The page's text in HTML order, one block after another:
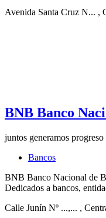
Avenida Santa Cruz N... ,
BNB Banco
juntos generamos progreso
Bancos
BNB Banco Nacional de
Dedicados a bancos,
Calle Junín Nº ...,... ,